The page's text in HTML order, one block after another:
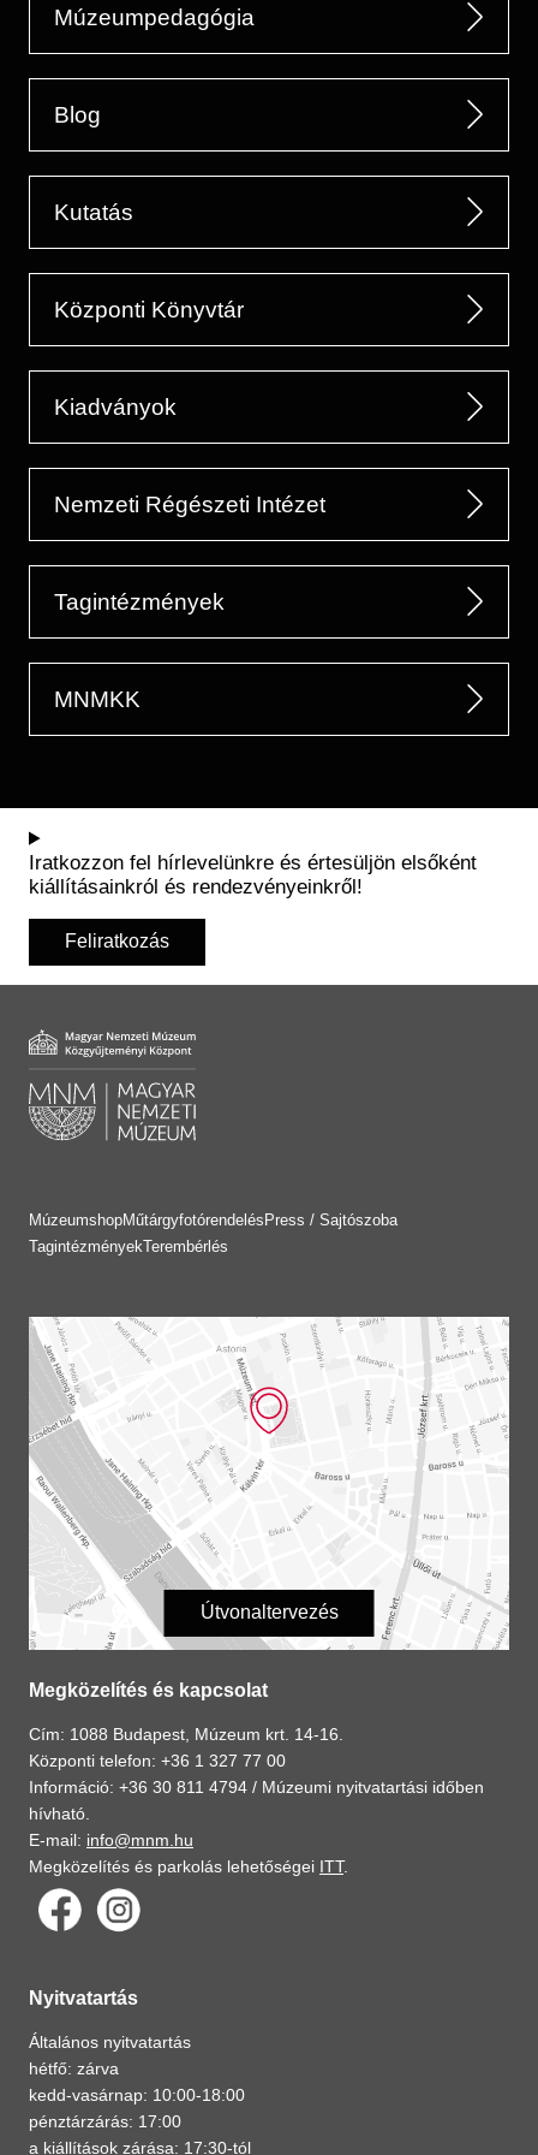
Múzeumpedagógia
Blog
Kutatás
Központi Könyvtár
Kiadványok
Nemzeti Régészeti Intézet
Tagintézmények
MNMKK
Iratkozzon fel hírlevelünkre és értesüljön elsőként
kiállításainkról és rendezvényeinkről!
Feliratkozás
MúzeumshopMűtárgyfotórendelés Press / Sajtószoba
TagintézményekTerembérlés
Útvonaltervezés
Megközelítés és kapcsolat
Cím: 1088 Budapest, Múzeum krt. 14-16.
Központi telefon: +36 1 327 77 00
Információ: +36 30 811 4794 / Múzeumi nyitvatartási időben
hívható.
E-mail: info@mnm.hu
Megközelítés és parkolás lehetőségei ITT.
Nyitvatartás
Általános nyitvatartás
hétfő: zárva
kedd-vasárnap: 10:00-18:00
pénztárzárás: 17:00
a kiállítások zárása: 17:30-tól